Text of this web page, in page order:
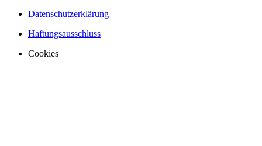
Datenschutzerklärung
Haftungsausschluss
Cookies